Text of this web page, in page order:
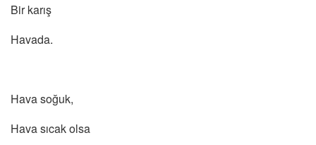
Bir karış
Havada.
Hava soğuk,
Hava sıcak olsa